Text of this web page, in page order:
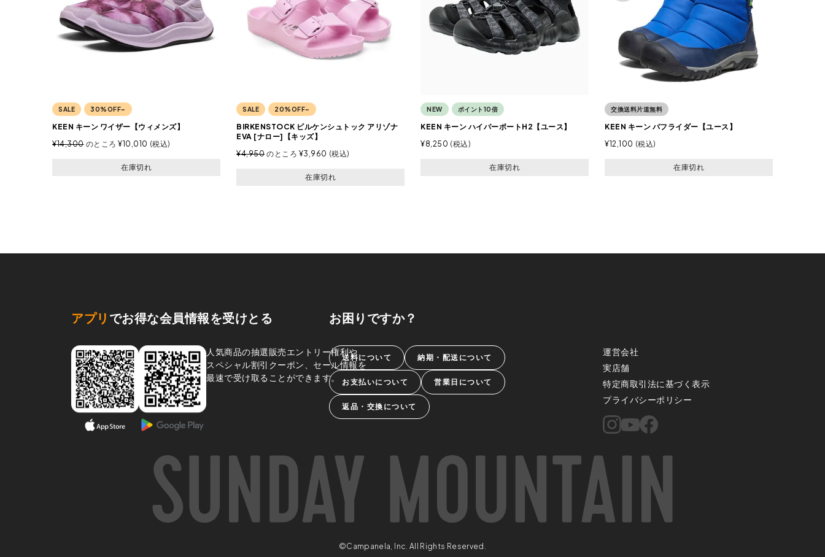
SALE 30%OFF~
KEEN キーン ワイザー【ウィメンズ】
¥14,300 のところ ¥10,010 税込
在庫切れ
SALE 20%OFF~
BIRKENSTOCK ビルケンシュトック アリゾナ
EVA [ナロー]【キッズ】
¥4,950 のところ ¥3,960 税込
在庫切れ
NEW ポイント10倍
KEEN キーン ハイパーポートH2【ユース】
¥8,250 税込
在庫切れ
交換送料片道無料
KEEN キーン パフライダー【ユース】
¥12,100 税込
在庫切れ
アプリ でお得な会員情報を受けとる
人気商品の抽選販売エントリー権利や、
スペシャル割引クーポン、セール情報を
最速で受け取ることができます。
お困りですか？
送料について 納期・配送について
お支払いについて 営業日について
返品・交換について
運営会社
実店舗
特定商取引法に基づく表示
プライバシーポリシー
©Campanela, Inc. All Rights Reserved.